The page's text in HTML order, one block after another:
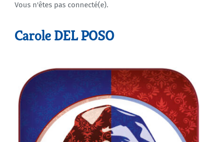
Agenda
Vous n'êtes pas connecté(e).
Carole DEL POSO